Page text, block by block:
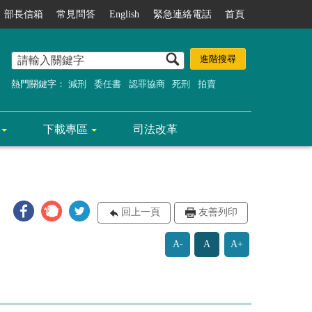
部長信箱 常見問答 English 緊急連絡電話 首頁
熱門關鍵字： 減刑 委任書 認罪協商 死刑 拍賣
下載專區 司法改革
回上一頁 友善列印
A- A A+